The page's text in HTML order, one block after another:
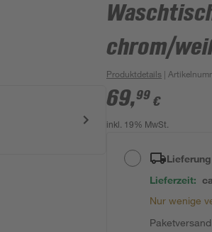
chrom/
Produktdetails |
69,99 €
inkl. 19% MwSt.
Lieferzeit:
Nur wenige